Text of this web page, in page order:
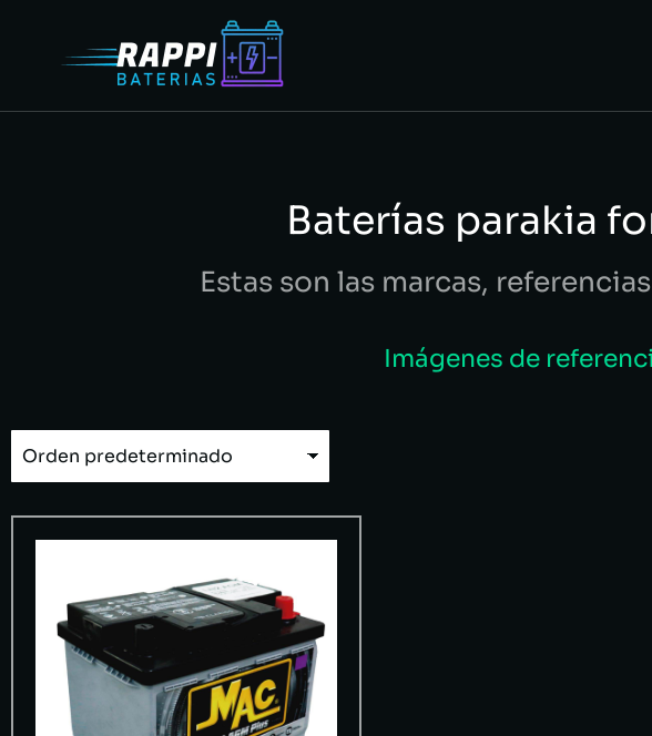
Baterías parakia
Estas son las marcas,
Imágenes de